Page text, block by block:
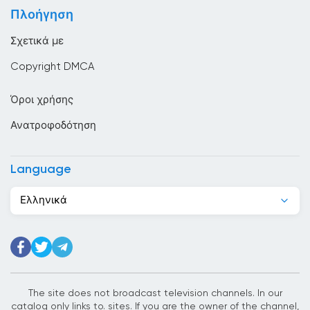
Ηνωμένες Πολιτείες Αμερικής
Ιορδανία
Ιράν
Ιρλανδία
Ισπανία
Πλοήγηση
Σχετικά με
Copyright DMCA
Όροι χρήσης
Ανατροφοδότηση
Language
Ελληνικά
The site does not broadcast television channels. In our
catalog only links to. sites. If you are the owner of the channel,